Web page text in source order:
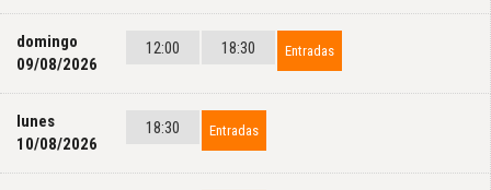
domingo
09/08/2026
12:00 18:30 Entradas
lunes
10/08/2026
18:30 Entradas